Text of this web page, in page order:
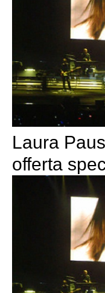
Laura
offerta